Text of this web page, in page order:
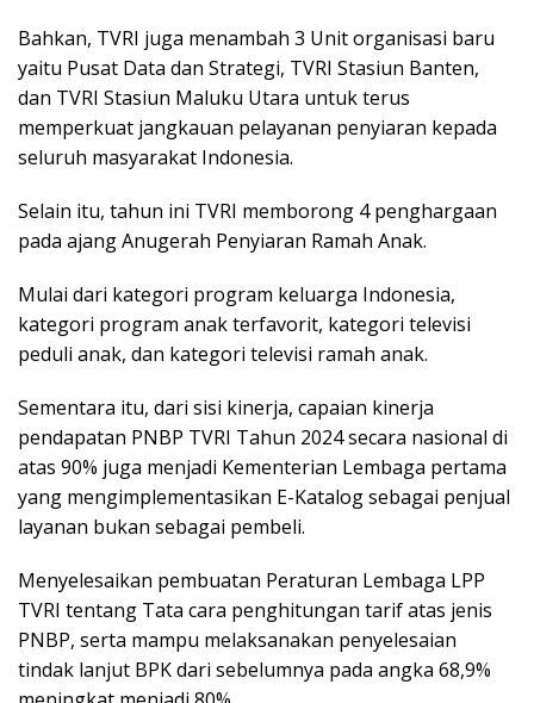
Bahkan, TVRI juga menambah 3 Unit organisasi baru
yaitu Pusat Data dan Strategi, TVRI Stasiun Banten,
dan TVRI Stasiun Maluku Utara untuk terus
memperkuat jangkauan pelayanan penyiaran kepada
seluruh masyarakat Indonesia.
Selain itu, tahun ini TVRI memborong 4 penghargaan
pada ajang Anugerah Penyiaran Ramah Anak.
Mulai dari kategori program keluarga Indonesia,
kategori program anak terfavorit, kategori televisi
peduli anak, dan kategori televisi ramah anak.
Sementara itu, dari sisi kinerja, capaian kinerja
pendapatan PNBP TVRI Tahun 2024 secara nasional di
atas 90% juga menjadi Kementerian Lembaga pertama
yang mengimplementasikan E-Katalog sebagai penjual
layanan bukan sebagai pembeli.
Menyelesaikan pembuatan Peraturan Lembaga LPP
TVRI tentang Tata cara penghitungan tarif atas jenis
PNBP, serta mampu melaksanakan penyelesaian
tindak lanjut BPK dari sebelumnya pada angka 68,9%